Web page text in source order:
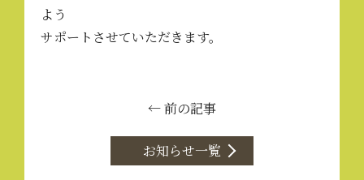
よう
サポートさせていただきます。
← 前の記事
お知らせ一覧